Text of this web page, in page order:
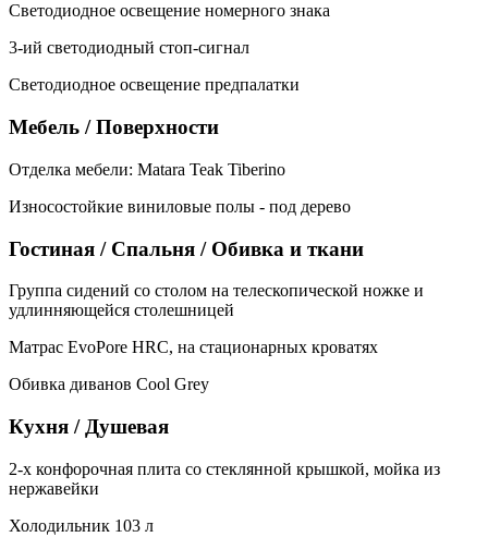
Светодиодное освещение номерного знака
3-ий светодиодный стоп-сигнал
Светодиодное освещение предпалатки
Мебель / Поверхности
Отделка мебели: Matara Teak Tiberino
Износостойкие виниловые полы - под дерево
Гостиная / Спальня / Обивка и ткани
Группа сидений со столом на телескопической ножке и
удлинняющейся столешницей
Матрас EvoPore HRC, на стационарных кроватях
Обивка диванов Cool Grey
Кухня / Душевая
2-х конфорочная плита со стеклянной крышкой, мойка из
нержавейки
Холодильник 103 л